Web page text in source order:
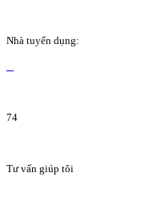
Nhà tuyển dụng:
74
Tư vấn giúp tôi